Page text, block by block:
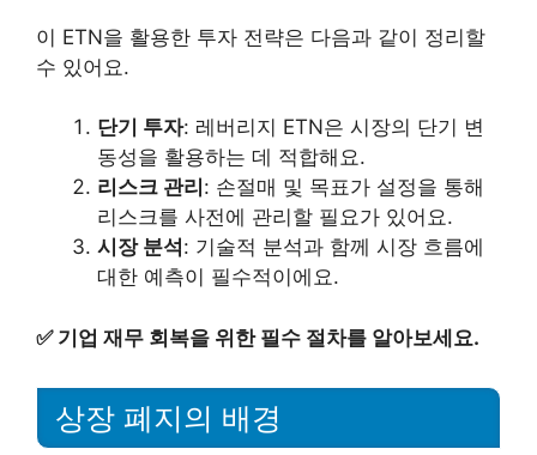
이 ETN을 활용한 투자 전략은 다음과 같이 정리할
수 있어요.
단기 투자: 레버리지 ETN은 시장의 단기 변
동성을 활용하는 데 적합해요.
리스크 관리 : 손절매 및 목표가 설정을 통해
리스크를 사전에 관리할 필요가 있어요.
시장 분석 : 기술적 분석과 함께 시장 흐름에
대한 예측이 필수적이에요.
✅ 기업 재무 회복을 위한 필수 절차를 알아보세요.
상장 폐지의 배경